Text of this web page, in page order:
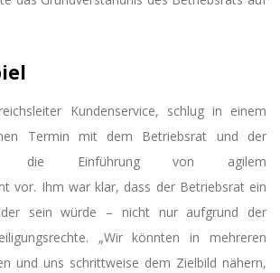
Kundenservice, schlug in einem
Termin mit dem Betriebsrat und der
die Einführung von agilem
vor. Ihm war klar, dass der Betriebsrat ein
sein würde – nicht nur aufgrund der
„Wir könnten in mehreren
und uns schrittweise dem Zielbild nähern,